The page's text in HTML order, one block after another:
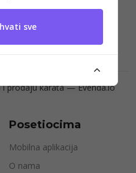
, +381 63 173 3142
i prodaju karata —Evenda.io
Posetiocima
Mobilna aplikacija
O nama
sve